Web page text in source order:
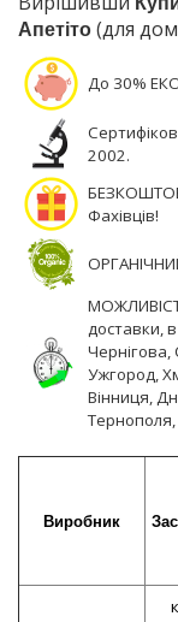
Апетіто(для
До 30%
2002.
Фахівців!
доставки,
Чернігова,
Ужгород,
Вінниця,
Тернополя,
Виробник